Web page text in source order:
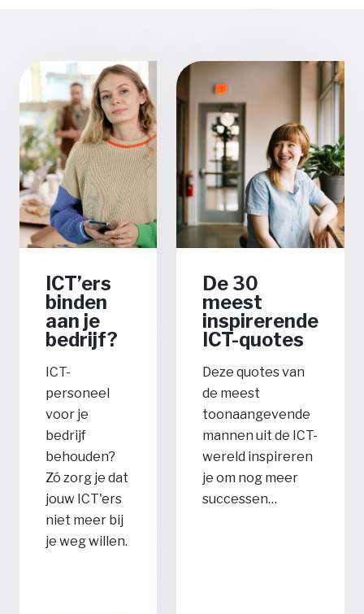
ICT’ers
binden
aan je
bedrijf?
ICT-
personeel
voor je
bedrijf
behouden?
Zó zorg je dat
jouw ICT'ers
niet meer bij
je weg willen.
De 30
meest
inspirerende
ICT-quotes
Deze quotes van
de meest
toonaangevende
mannen uit de ICT-
wereld inspireren
je om nog meer
successen…